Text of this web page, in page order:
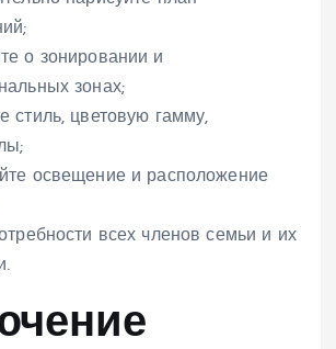
о зонировании и
зонах;
стиль, цветовую гамму,
освещение и расположение
всех членов семьи и их